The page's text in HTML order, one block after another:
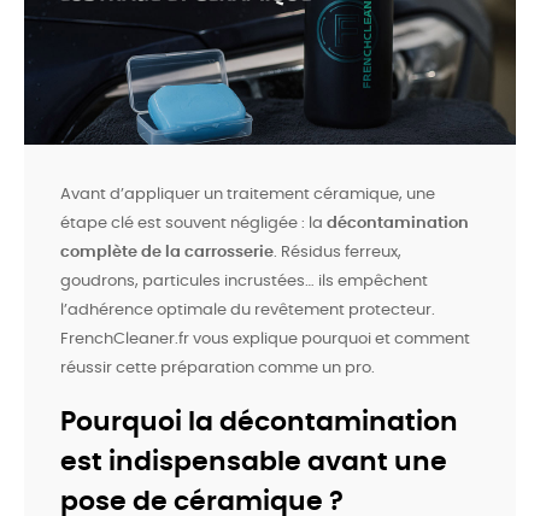
Avant d’appliquer un traitement céramique, une
étape clé est souvent négligée : la décontamination
complète de la carrosserie . Résidus ferreux,
goudrons, particules incrustées… ils empêchent
l’adhérence optimale du revêtement protecteur.
FrenchCleaner.fr vous explique pourquoi et comment
réussir cette préparation comme un pro.
Pourquoi la décontamination
est indispensable avant une
pose de céramique ?